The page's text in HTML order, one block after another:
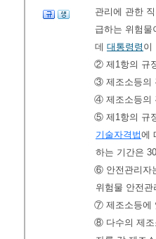
관리에 관한
급하는 위험
데 대통령령 이
② 제1항의 규
③ 제조소등의
④ 제조소등의
⑤ 제1항의 규
기술자격법에
하는 기간은
⑥ 안전관리자
위험물 안전
⑦ 제조소등에
⑧ 다수의 제조